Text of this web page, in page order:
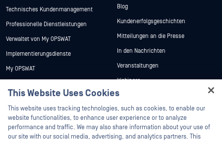
Technisches Kundenmanagement
Professionelle Dienstleistungen
Verwaltet von My OPSWAT
Implementierungsdienste
My OPSWAT
Programm zur Behebung von
Sicherheitslücken
Partner
Blog
Kundenerfolgsgeschichten
Mitteilungen an die Presse
In den Nachrichten
Veranstaltungen
Webinare
Datenblätter
Weiße Papiere
Kostenlose Tools
This Website Uses Cookies
This website uses tracking technologies, such as cookies, to enable our
website functionalities, to enhance user experience or to analyze
performance and traffic. We may also share information about your use of
our site with our social media, advertising, and analytics partners. This